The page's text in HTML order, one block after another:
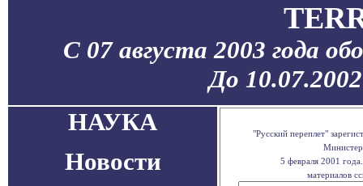
С 07 августа 2003 года
До
НАУКА
Новости
"Русский переплет"
5 февраля 2001
материалов